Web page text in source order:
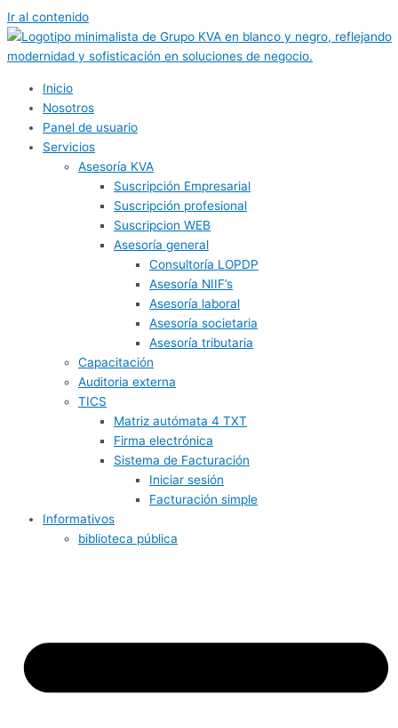
Ir al contenido
Inicio
Nosotros
Panel de usuario
Servicios
Asesoría KVA
Suscripción Empresarial
Suscripción profesional
Suscripcion WEB
Asesoría general
Consultoría LOPDP
Asesoría NIIF’s
Asesoría laboral
Asesoría societaria
Asesoría tributaria
Capacitación
Auditoria externa
TICS
Matriz autómata 4 TXT
Firma electrónica
Sistema de Facturación
Iniciar sesión
Facturación simple
Informativos
biblioteca pública